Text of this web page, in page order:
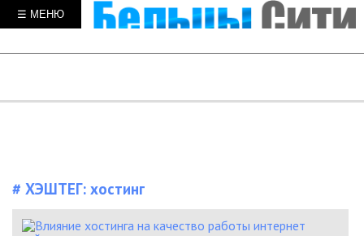
☰ МЕНЮ
# ХЭШТЕГ: хостинг